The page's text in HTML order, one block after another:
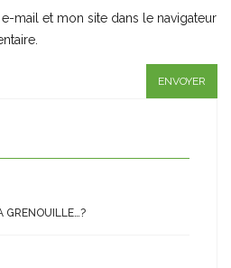
mail et mon site dans le navigateur
GRENOUILLE…?